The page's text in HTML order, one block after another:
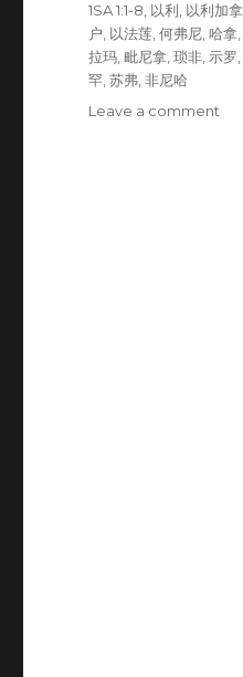
Tags
1SA 1:1-8 以利 以利加拿
户 以法莲 ,何弗尼 ,哈拿
拉玛 ,毗尼拿 ,琐非 示罗
罕 ,苏弗 ,非尼哈
Leave a comment